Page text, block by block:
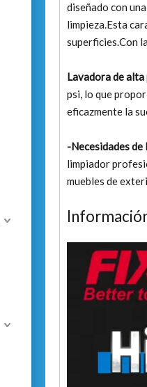
diseñado con
limpieza.Esta
superficies.Con
Lavadora de
psi, lo que
eficazmente la
-Necesidades de
limpiador
muebles de